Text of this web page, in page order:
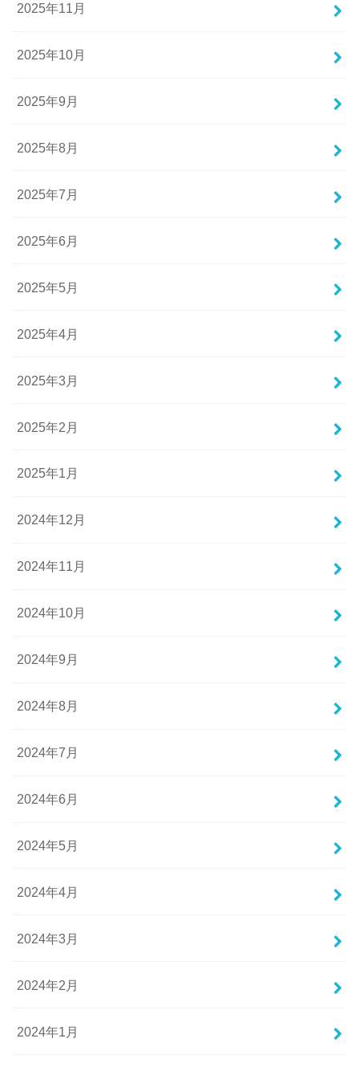
2025年11月
2025年10月
2025年9月
2025年8月
2025年7月
2025年6月
2025年5月
2025年4月
2025年3月
2025年2月
2025年1月
2024年12月
2024年11月
2024年10月
2024年9月
2024年8月
2024年7月
2024年6月
2024年5月
2024年4月
2024年3月
2024年2月
2024年1月